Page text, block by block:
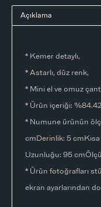
Açıklama
* Kemer detaylı,
* Astarlı, düz renk,
* Mini el ve omuz
* Ürün içeriği:
* Numune ürünün
cmDerinlik: 5
Uzunluğu: 95
* Ürün fotoğrafları
ekran ayarlarından